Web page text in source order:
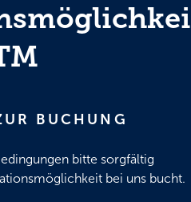
BUCHUNG
bitte sorgfältig
bei uns bucht.